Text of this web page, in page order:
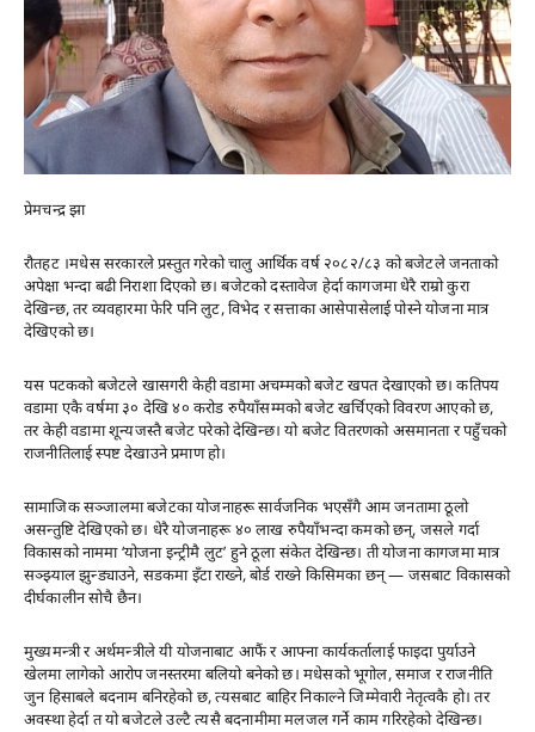
प्रेमचन्द्र झा
रौतहट ।मधेस सरकारले प्रस्तुत गरेको चालु आर्थिक वर्ष २०८२/८३ को बजेटले जनताको
अपेक्षा भन्दा बढी निराशा दिएको छ। बजेटको दस्तावेज हेर्दा कागजमा धेरै राम्रो कुरा
देखिन्छ, तर व्यवहारमा फेरि पनि लुट, विभेद र सत्ताका आसेपासेलाई पोस्ने योजना मात्र
देखिएको छ।
यस पटकको बजेटले खासगरी केही वडामा अचम्मको बजेट खपत देखाएको छ। कतिपय
वडामा एकै वर्षमा ३० देखि ४० करोड रुपैयाँसम्मको बजेट खर्चिएको विवरण आएको छ,
तर केही वडामा शून्यजस्तै बजेट परेको देखिन्छ। यो बजेट वितरणको असमानता र पहुँचको
राजनीतिलाई स्पष्ट देखाउने प्रमाण हो।
सामाजिक सञ्जालमा बजेटका योजनाहरू सार्वजनिक भएसँगै आम जनतामा ठूलो
असन्तुष्टि देखिएको छ। धेरै योजनाहरू ४० लाख रुपैयाँभन्दा कमको छन्, जसले गर्दा
विकासको नाममा ‘योजना इन्ट्रीमै लुट’ हुने ठूला संकेत देखिन्छ। ती योजना कागजमा मात्र
सञ्झ्याल झुन्ड्याउने, सडकमा इँटा राख्ने, बोर्ड राख्ने किसिमका छन् — जसबाट विकासको
दीर्घकालीन सोचै छैन।
मुख्यमन्त्री र अर्थमन्त्रीले यी योजनाबाट आफैं र आफ्ना कार्यकर्तालाई फाइदा पुर्याउने
खेलमा लागेको आरोप जनस्तरमा बलियो बनेको छ। मधेसको भूगोल, समाज र राजनीति
जुन हिसाबले बदनाम बनिरहेको छ, त्यसबाट बाहिर निकाल्ने जिम्मेवारी नेतृत्वकै हो। तर
अवस्था हेर्दा त यो बजेटले उल्टै त्यसै बदनामीमा मलजल गर्ने काम गरिरहेको देखिन्छ।